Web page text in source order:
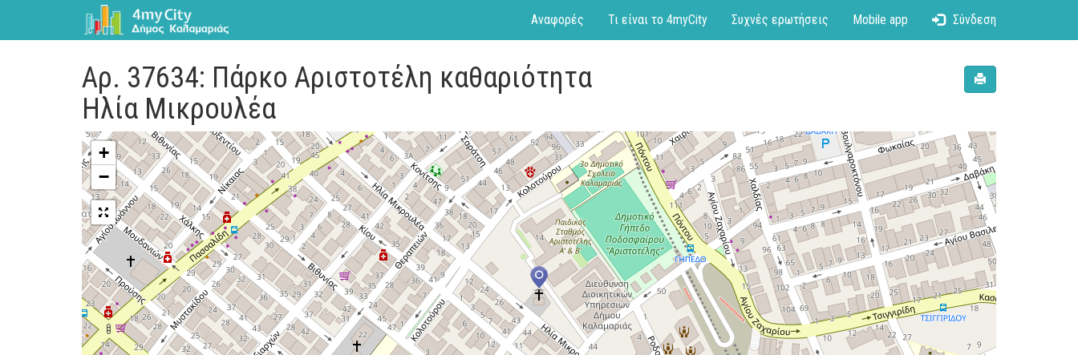
Αναφορές Τι είναι το 4myCity Συχνές ερωτήσεις Mobile app Σύνδεση
Αρ. 37634: Πάρκο Αριστοτέλη καθαριότητα
Ηλία Μικρουλέα
+
−